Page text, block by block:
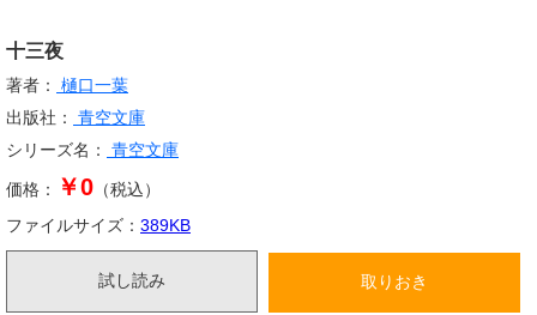
十三夜
著者：
樋口一葉
出版社：
青空文庫
シリーズ名：
青空文庫
価格： ￥0 （税込）
ファイルサイズ： 389KB
試し読み 取りおき